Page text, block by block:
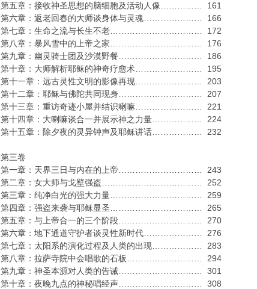
第五章：接收神圣思想的脑细胞及活动人像…………… 161
第六章：返老回春的大师谈身体与灵魂………………… 166
第七章：生命之流与长生不老…………………………… 172
第八章：暴风雪中的上帝之家…………………………… 176
第九章：幽灵骑士团及沙漠野餐………………………… 186
第十章：大师解析耶稣的神奇疗愈术…………………… 195
第十一章：远古灵性文明的影像再现…………………… 203
第十二章：耶稣与佛陀共同现身………………………… 207
第十三章：重访奇迹小屋并结识喇嘛…………………… 221
第十四章：大喇嘛谈合一并展示神之力量……………… 224
第十五章：除夕夜的灵异钟声及耶稣讲话……………… 232
第三卷
第一章：天界三日与内在的上帝………………………… 243
第二章：女大师与戈壁强盗……………………………… 252
第三章：纯净白光的强大力量…………………………… 259
第四章：强盗来袭与耶稣显圣…………………………… 265
第五章：与上帝合一的三个阶段………………………… 270
第六章：地下通道守护者谈灵性新时代………………… 276
第七章：太阳系的演化过程及人类的出现……………… 283
第八章：拉萨寺院中会唱歌的石板……………………… 294
第九章：神圣本源对人类的告诫………………………… 301
第十章：夜晚九点的神秘唱经声………………………… 308